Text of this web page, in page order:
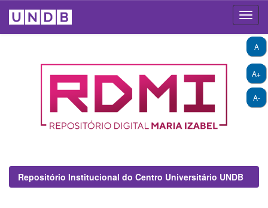
A+
A-
A
Repositório Institucional do Centro Universitário UNDB